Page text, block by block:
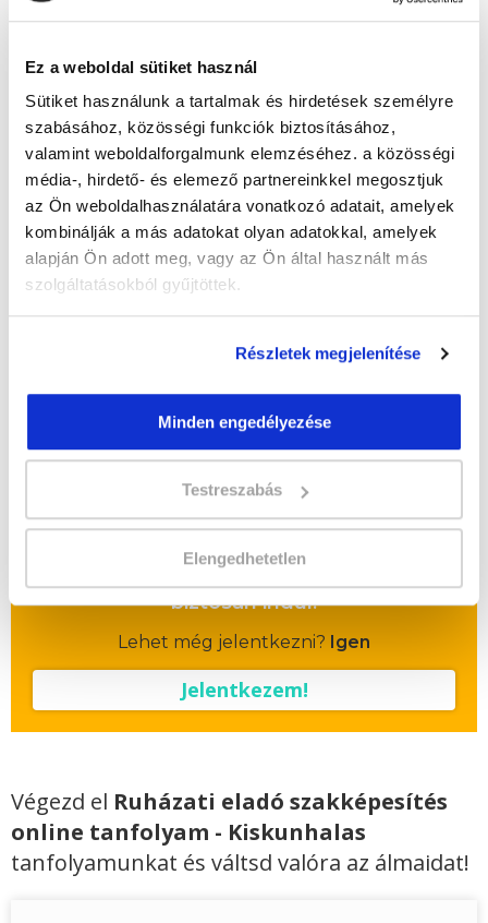
Ez a weboldal sütiket használ
Sütiket használunk a tartalmak és hirdetések személyre
szabásához, közösségi funkciók biztosításához,
valamint weboldalforgalmunk elemzéséhez. a közösségi
média-, hirdető- és elemező partnereinkkel megosztjuk
az Ön weboldalhasználatára vonatkozó adatait, amelyek
kombinálják a más adatokat olyan adatokkal, amelyek
alapján Ön adott meg, vagy az Ön által használt más
szolgáltatásokból gyűjtöttek.
Részletek megjelenítése
Minden engedélyezése
Testreszabás
Elengedhetetlen
+36302262580
" M " csoport
47 nap az indulásig!
Időtartam:3 hónap
2026-09-23
hallgatónk részére ajándék Pénztárgép helyes
Vizsgadíj várható összege
A csoport a meghirdetett időpontban
biztosan indul!
Lehet még jelentkezni? Igen
Jelentkezem!
Végezd el Ruházati eladó szakképesítés
online tanfolyam - Kiskunhalas
tanfolyamunkat és váltsd valóra az álmaidat!